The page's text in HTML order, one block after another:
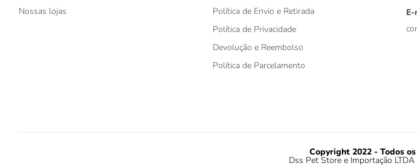
Nossas lojas
Política de Envio e Retirada
Política de Privacidade
Devolução e Reembolso
Política de Parcelamento
Copyright 2022 - Todos
Dss Pet Store e Importação